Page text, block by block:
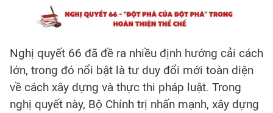
Nghị quyết 66 đã đề ra nhiều định hướng cải cách
lớn, trong đó nổi bật là tư duy đổi mới toàn diện
về cách xây dựng và thực thi pháp luật. Trong
nghị quyết này, Bộ Chính trị nhấn mạnh, xây dựng